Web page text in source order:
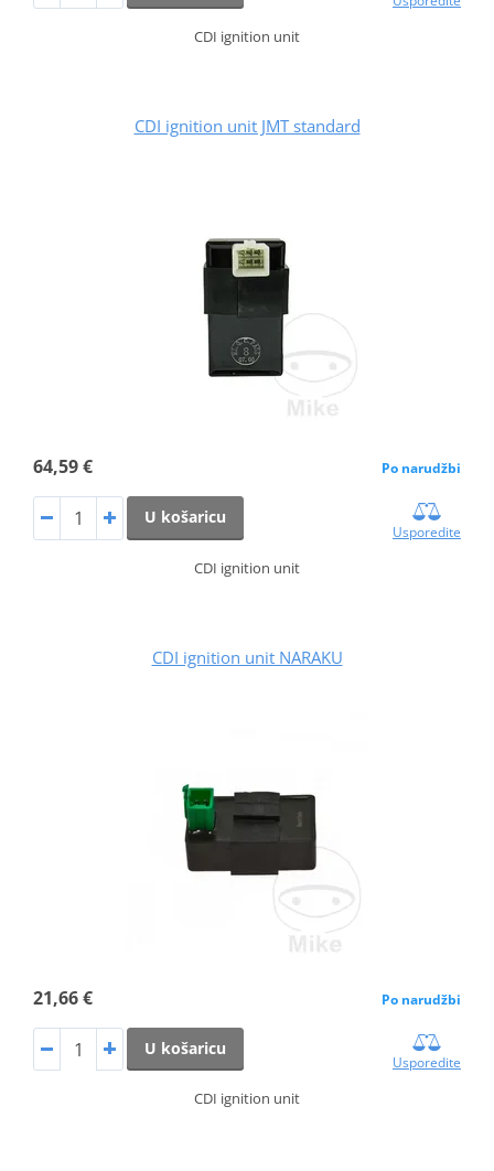
CDI ignition unit
CDI ignition unit JMT standard
64,59 € Po narudžbi
U košaricu
Usporedite
CDI ignition unit
CDI ignition unit NARAKU
21,66 € Po narudžbi
U košaricu
Usporedite
CDI ignition unit